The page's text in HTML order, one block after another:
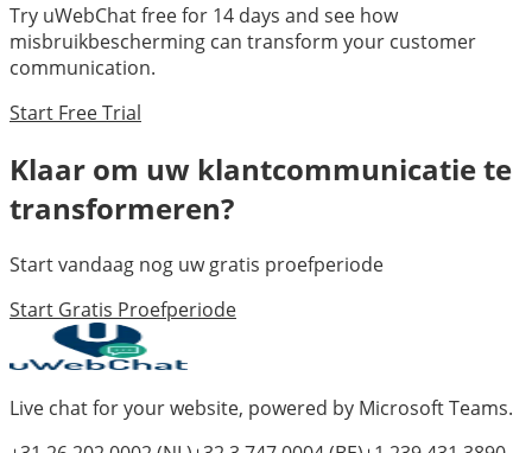
Try uWebChat free for 14 days and see how
misbruikbescherming can transform your customer
communication.
Start Free Trial
Klaar om uw klantcommunicatie te
transformeren?
Start vandaag nog uw gratis proefperiode
Start Gratis Proefperiode
Live chat for your website, powered by Microsoft Teams.